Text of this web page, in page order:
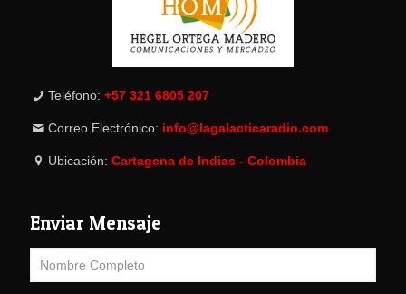
Teléfono: +57 321 6805 207
Correo Electrónico: info@lagalacticaradio.com
Ubicación: Cartagena de Indias - Colombia
Enviar Mensaje